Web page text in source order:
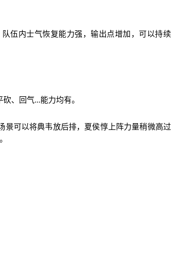
伍内士气恢复能力强，输出点增加，可以持
、回气...能力均有。
景可以将典韦放后排，夏侯惇上阵力量稍微高